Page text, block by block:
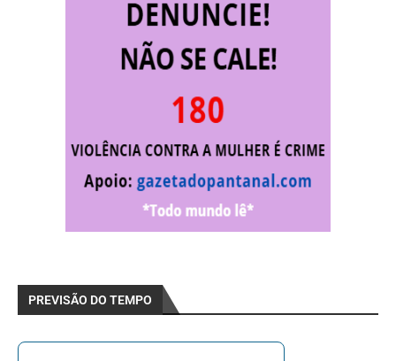
PREVISÃO DO TEMPO